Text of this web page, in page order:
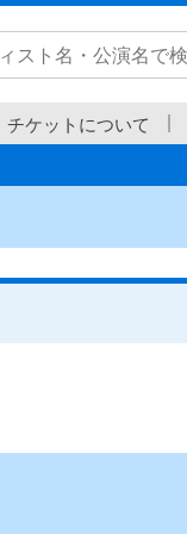
チケットについて